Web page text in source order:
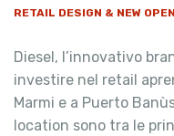
RETAIL DESIGN & NEW
Diesel, l’innovativo
investire nel retail
Marmi e a Puerto
location sono tra le